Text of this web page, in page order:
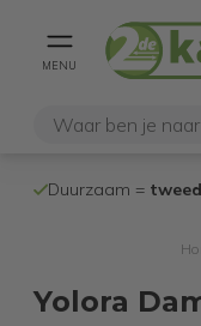
MENU
Duurzaam =
Yolora